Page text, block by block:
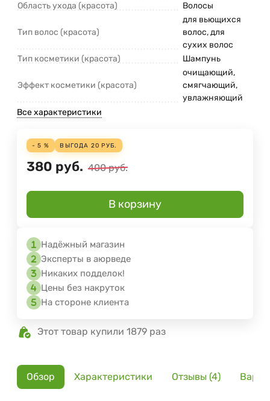
Область ухода (красота)
Волосы
Тип волос (красота)
для вьющихся
волос, для
сухих волос
Тип косметики (красота)
Шампунь
Эффект косметики (красота)
очищающий,
смягчающий,
увлажняющий
Все характеристики
- 5 % ВЫГОДА 20 РУБ.
380 руб. 400 руб.
В корзину
Надёжный магазин
Эксперты в аюрведе
Никаких подделок!
Цены без накруток
На стороне клиента
Этот товар купили 1879 раз
Обзор Характеристики Отзывы (4)